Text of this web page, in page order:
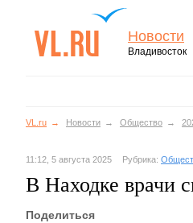
Новости
Владивосток
VL.ru Новости Общество
11:12, 5 августа 2025 Рубрика:
В Находке врачи
Поделиться